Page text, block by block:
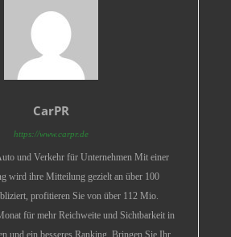
CarPR
https://www.carpr.de
und Verkehr für Unternehmen Mit einer
wird ihre Mitteilung gezielt an über 100
profitieren Sie von über 112 Mio.
für mehr Reichweite und Sichtbarkeit in
und ein besseres Ranking. Bringen Sie Ihr